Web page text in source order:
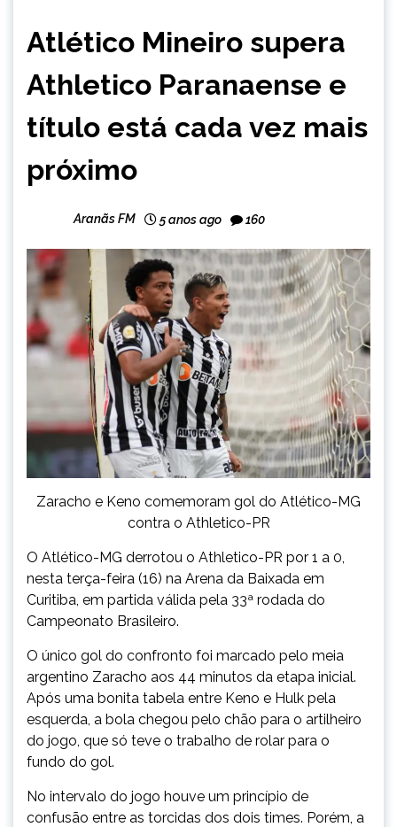
Atlético Mineiro supera
Athletico Paranaense e
título está cada vez mais
próximo
Aranãs FM 5 anos ago 160
Zaracho e Keno comemoram gol do Atlético-MG
contra o Athletico-PR
O Atlético-MG derrotou o Athletico-PR por 1 a 0,
nesta terça-feira (16) na Arena da Baixada em
Curitiba, em partida válida pela 33ª rodada do
Campeonato Brasileiro.
O único gol do confronto foi marcado pelo meia
argentino Zaracho aos 44 minutos da etapa inicial.
Após uma bonita tabela entre Keno e Hulk pela
esquerda, a bola chegou pelo chão para o artilheiro
do jogo, que só teve o trabalho de rolar para o
fundo do gol.
No intervalo do jogo houve um princípio de
confusão entre as torcidas dos dois times. Porém, a